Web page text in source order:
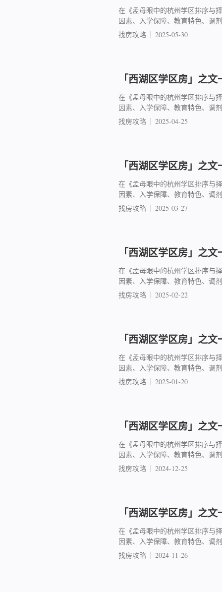
在《孟母眼中的杭州学区排序与
因素、入学保障、教育特色、调
找房攻略
2025-05-30
「西湖区学区房」之
在《孟母眼中的杭州学区排序与
因素、入学保障、教育特色、调
找房攻略
2025-04-25
「西湖区学区房」之
在《孟母眼中的杭州学区排序与
因素、入学保障、教育特色、调
找房攻略
2025-03-27
「西湖区学区房」之
在《孟母眼中的杭州学区排序与
因素、入学保障、教育特色、调
找房攻略
2025-02-22
「西湖区学区房」之
在《孟母眼中的杭州学区排序与
因素、入学保障、教育特色、调
找房攻略
2025-01-20
「西湖区学区房」之
在《孟母眼中的杭州学区排序与
因素、入学保障、教育特色、调
找房攻略
2024-12-25
「西湖区学区房」之
在《孟母眼中的杭州学区排序与
因素、入学保障、教育特色、调
找房攻略
2024-11-26